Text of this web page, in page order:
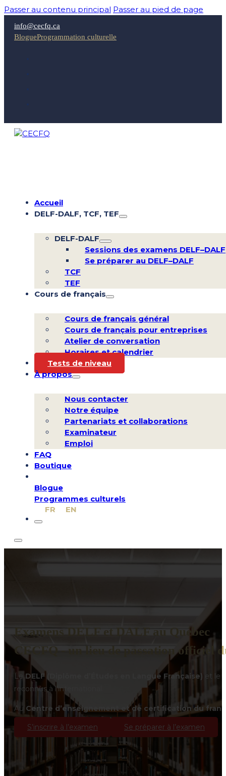
Passer au contenu principal Passer au pied de page
info@cecfq.ca
BlogueProgrammation culturelle
Accueil
DELF-DALF, TCF, TEF
DELF-DALF
Sessions des examens DELF–DALF
Se préparer au DELF–DALF
TCF
TEF
Cours de français
Cours de français général
Cours de français pour entreprises
Atelier de conversation
Horaires et calendrier
Tests de niveau
À propos
Nous contacter
Notre équipe
Partenariats et collaborations
Examinateur
Emploi
FAQ
Boutique
Blogue
Programmes culturels
FR
EN
Examens DELF et DALF au Québec
CECFQ - un lieu de passation officiel
LeDELF (Diplôme d’Études en Langue Française) et le
reconnus à l’international.
Au Centre d’enseignement et de certification du
S’inscrire à l’examen Se préparer à l’examen